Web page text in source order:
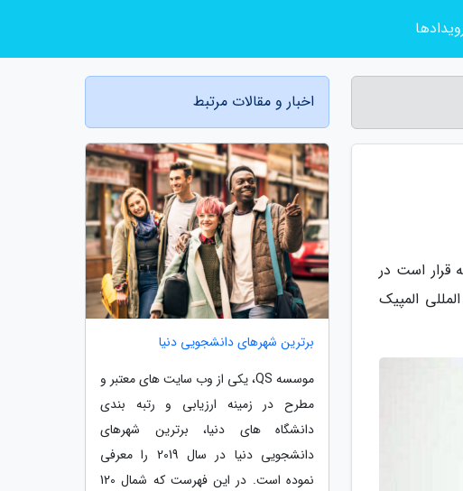
قرار است در
المپیک
اخبار و مقالات مرتبط
برترین شهرهای دانشجویی دنیا
موسسه QS، یکی از وب سایت های معتبر و
مطرح در زمینه ارزیابی و رتبه بندی
دانشگاه های دنیا، برترین شهرهای
دانشجویی دنیا در سال 2019 را معرفی
نموده است. در این فهرست که شمال 120